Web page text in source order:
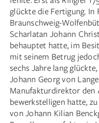
glückte die Fertigung.
Braunschweig-
Scharlatan Johann
behauptet hatte, im
mit seinem Betrug
sechs Jahre lang
Johann Georg von
Manufakturdirektor den
bewerkstelligen hatte,
von Johann Kilian